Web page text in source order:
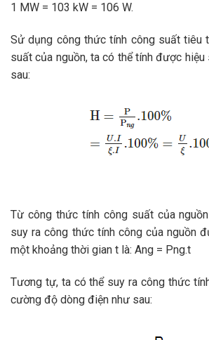
1 MW = 103 kW = 106 W.
Sử dụng công thức tính công suất tiêu
suất của nguồn, ta có thể tính được
sau:
Từ công thức tính công suất của
suy ra công thức tính công của nguồn
một khoảng thời gian t là: Ang = Png.t
Tương tự, ta có thể suy ra công thức
cường độ dòng điện như sau: